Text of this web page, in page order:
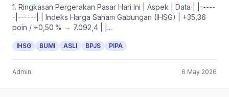
1. Ringkasan Pergerakan Pasar Hari Ini | Aspek | Data | |-----
-|------| | Indeks Harga Saham Gabungan (IHSG) | +35,36
poin / +0,50 % → 7.092,4 | |...
IHSG BUMI ASLI BPJS PIPA
Admin 6 May 2026